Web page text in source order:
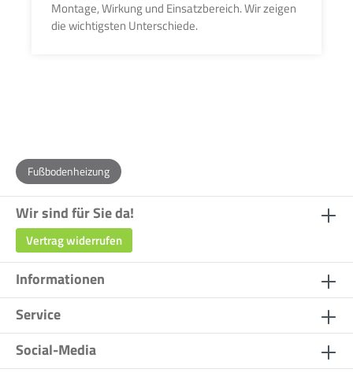
Montage, Wirkung und Einsatzbereich. Wir zeigen
die wichtigsten Unterschiede.
Fußbodenheizung
Wir sind für Sie da!
Vertrag widerrufen
Informationen
Service
Social-Media